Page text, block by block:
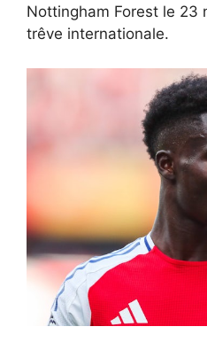
Nottingham Forest le 23
trêve internationale.